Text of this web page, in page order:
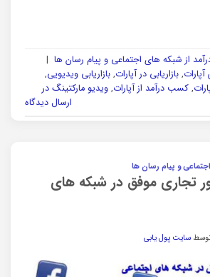
از شبکه های اجتماعی و پیام رسان ها |
, بازاریابی در آپارات, بازاریابی ویدیویی,
, کسب درآمد از آپارات, ویدیو مارکتینگ در
ارسال دیدگاه
و پیام رسان ها
تجاری موفق در شبکه های
سایت پول یابی